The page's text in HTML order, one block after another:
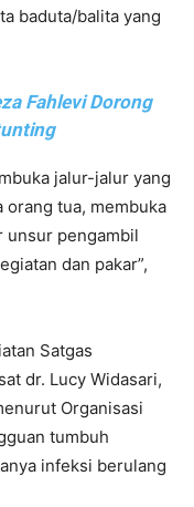
baduta/balita yang
Fahlevi Dorong
jalur-jalur yang
orang tua, membuka
unsur pengambil
dan pakar”,
Satgas
dr. Lucy Widasari,
Organisasi
tumbuh
infeksi berulang